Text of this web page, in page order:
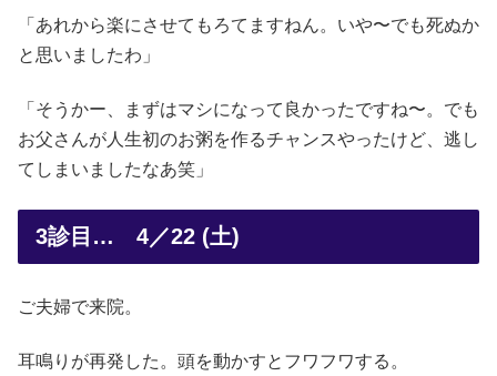
「あれから楽にさせてもろてますねん。いや〜でも死ぬか
と思いましたわ」
「そうかー、まずはマシになって良かったですね〜。でも
お父さんが人生初のお粥を作るチャンスやったけど、逃し
てしまいましたなあ笑」
3診目… 4／22 (土)
ご夫婦で来院。
耳鳴りが再発した。頭を動かすとフワフワする。